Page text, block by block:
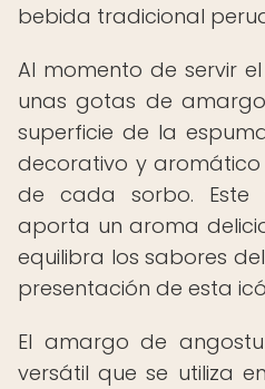
bebida tradicional
Al momento de servir
unas gotas de
superficie de la
decorativo y
de cada sorbo.
aporta un aroma
equilibra los sabores
presentación de esta
El amargo de
versátil que se utiliza